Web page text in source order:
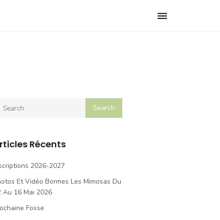
Toggle
Récents
2026-2027
Et Vidéo Bormes Les Mimosas Du
Au 16 Mai 2026
Fosse